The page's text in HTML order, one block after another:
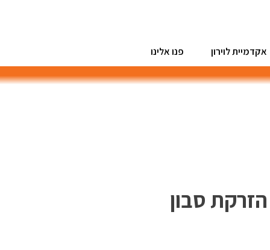
אקדמיית לוירון פנו אלינו
עם הזרקת סבון